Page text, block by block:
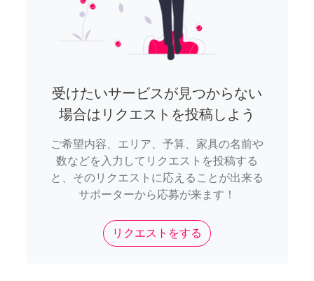
受けたいサービスが見つからない
場合はリクエストを投稿しよう
ご希望内容、エリア、予算、家具の名前や
数などを入力してリクエストを投稿する
と、そのリクエストに応えることが出来る
サポーターから応募が来ます！
リクエストをする